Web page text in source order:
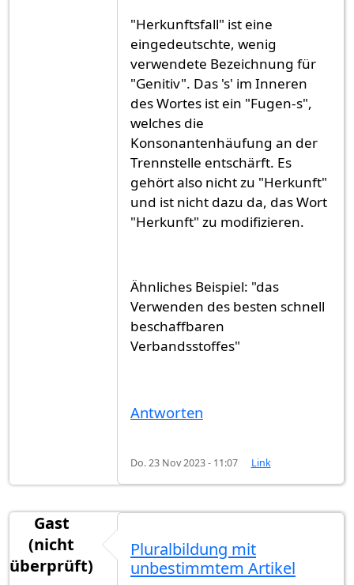
"Herkunftsfall" ist eine
eingedeutschte, wenig
verwendete Bezeichnung für
"Genitiv". Das 's' im Inneren
des Wortes ist ein "Fugen-s",
welches die
Konsonantenhäufung an der
Trennstelle entschärft. Es
gehört also nicht zu "Herkunft"
und ist nicht dazu da, das Wort
"Herkunft" zu modifizieren.
Ähnliches Beispiel: "das
Verwenden des besten schnell
beschaffbaren
Verbandsstoffes"
Antworten
Do. 23 Nov 2023 - 11:07 Link
Gast
(nicht
überprüft)
Pluralbildung mit
unbestimmtem Artikel